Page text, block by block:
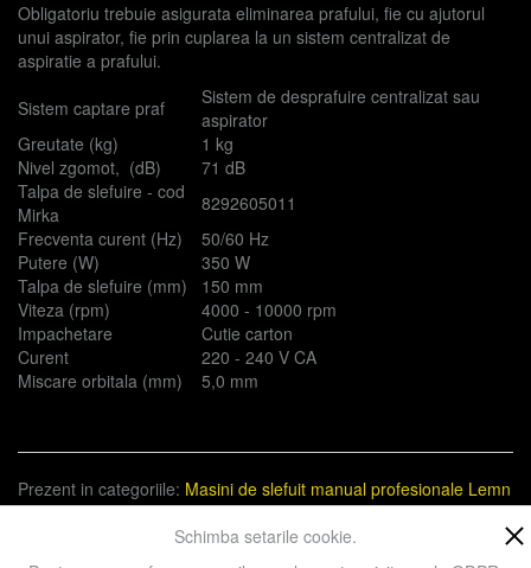
Obligatoriu trebuie asigurata eliminarea prafului, fie cu ajutorul
unui aspirator, fie prin cuplarea la un sistem centralizat de
aspiratie a prafului.
Sistem captare praf
Sistem de desprafuire centralizat sau
aspirator
Greutate (kg)
1 kg
Nivel zgomot, (dB)
71 dB
Talpa de slefuire - cod
Mirka
8292605011
Frecventa curent (Hz)
50/60 Hz
Putere (W)
350 W
Talpa de slefuire (mm)
150 mm
Viteza (rpm)
4000 - 10000 rpm
Impachetare
Cutie carton
Curent
220 - 240 V CA
Miscare orbitala (mm)
5,0 mm
Prezent in categoriile: Masini de slefuit manual profesionale Lemn
Polish Metal Constructii Compozite Bricolaj Electrice
Schimba setarile cookie.